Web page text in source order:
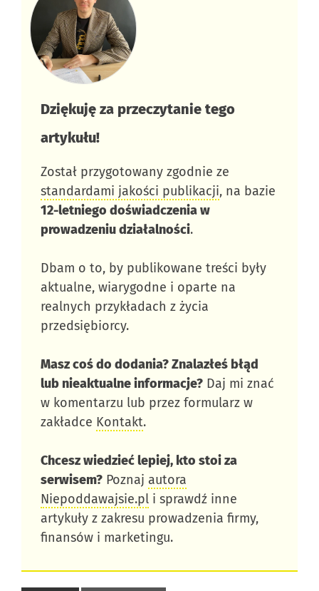
Dziękuję za przeczytanie tego
artykułu!​
Został przygotowany zgodnie ze
standardami jakości publikacji, na bazie
12-letniego doświadczenia w
prowadzeniu działalności.
Dbam o to, by publikowane treści były
aktualne, wiarygodne i oparte na
realnych przykładach z życia
przedsiębiorcy.
Masz coś do dodania? Znalazłeś błąd
lub nieaktualne informacje? Daj mi znać
w komentarzu lub przez formularz w
zakładce Kontakt.
Chcesz wiedzieć lepiej, kto stoi za
serwisem? Poznaj autora
Niepoddawajsie.pl i sprawdź inne
artykuły z zakresu prowadzenia firmy,
finansów i marketingu.